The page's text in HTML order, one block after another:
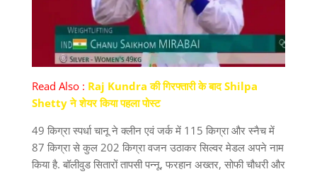
Read Also : Raj Kundra की गिरफ्तारी के बाद Shilpa
Shetty ने शेयर किया पहला पोस्ट
49 किग्रा स्पर्धा चानू ने क्लीन एवं जर्क में 115 किग्रा और स्नैच में
87 किग्रा से कुल 202 किग्रा वजन उठाकर सिल्वर मेडल अपने नाम
किया है. बॉलीवुड सितारों तापसी पन्नू, फरहान अख्तर, सोफी चौधरी और